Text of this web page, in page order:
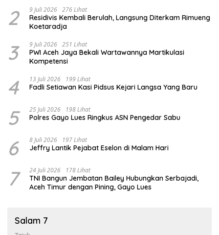
2 9 Juli 2026 276 Lihat
Residivis Kembali Berulah, Langsung Diterkam Rimueng
Koetaradja
3 9 Juli 2026 251 Lihat
PWI Aceh Jaya Bekali Wartawannya Martikulasi
Kompetensi
4 13 Juli 2026 199 Lihat
Fadli Setiawan Kasi Pidsus Kejari Langsa Yang Baru
5 25 Juli 2026 198 Lihat
Polres Gayo Lues Ringkus ASN Pengedar Sabu
6 8 Juli 2026 197 Lihat
Jeffry Lantik Pejabat Eselon di Malam Hari
7 24 Juli 2026 178 Lihat
TNI Bangun Jembatan Bailey Hubungkan Serbajadi,
Aceh Timur dengan Pining, Gayo Lues
Salam 7